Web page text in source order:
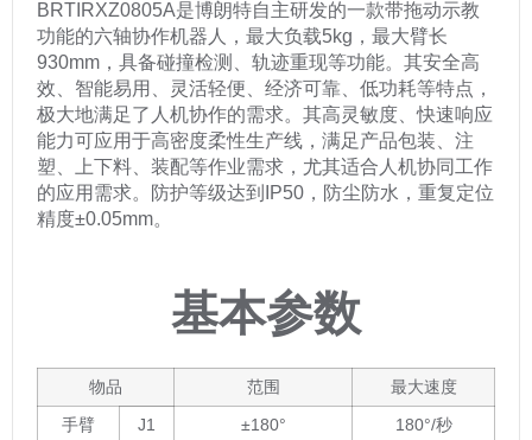
BRTIRXZ0805A是博朗特自主研发的一款带拖动示教
功能的六轴协作机器人，最大负载5kg，最大臂长
930mm，具备碰撞检测、轨迹重现等功能。其安全高
效、智能易用、灵活轻便、经济可靠、低功耗等特点，
极大地满足了人机协作的需求。其高灵敏度、快速响应
能力可应用于高密度柔性生产线，满足产品包装、注
塑、上下料、装配等作业需求，尤其适合人机协同工作
的应用需求。防护等级达到IP50，防尘防水，重复定位
精度±0.05mm。
基本参数
物品 范围
最大速度
手臂
J1 ±180°
180°/秒